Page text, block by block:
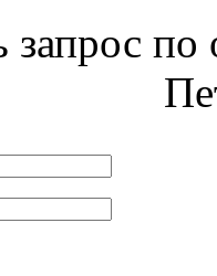
запрос